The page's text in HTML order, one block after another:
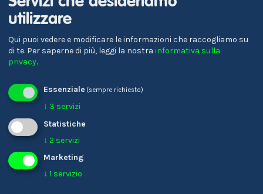
Verena Gschnell
utilizzare
Qui puoi vedere e modificare le informazioni che raccogliamo su
di te. Per saperne di più, leggi la nostra informativa sulla
privacy.
Essenziale (sempre richiesto)
↓ 3 servizi
Statistiche
↓ 2 servizi
Marketing
↓ 1 servizio